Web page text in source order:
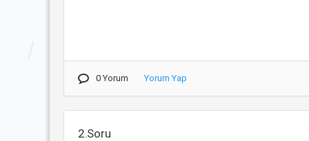
0 Yorum Yorum Yap
2.Soru